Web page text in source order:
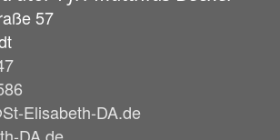
57
Elisabeth-DA.de